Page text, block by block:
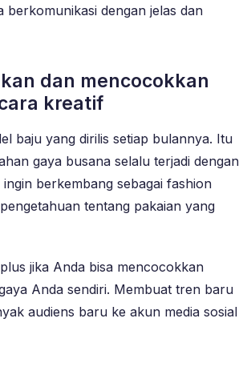
berkomunikasi dengan jelas dan
dan mencocokkan
kreatif
baju yang dirilis setiap bulannya. Itu
gaya busana selalu terjadi dengan
berkembang sebagai fashion
tentang pakaian yang
jika Anda bisa mencocokkan
Anda sendiri. Membuat tren baru
audiens baru ke akun media sosial